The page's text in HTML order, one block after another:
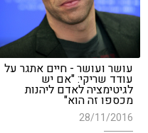
עושר ועושר - חיים אתגר על
עודד שריקי: "אם יש
לגיטימציה לאדם ליהנות
מכספו זה הוא"
28/11/2016